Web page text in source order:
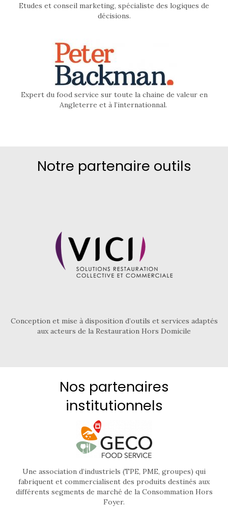
Etudes et conseil marketing, spécialiste des logiques de
décisions.
Expert du food service sur toute la chaine de valeur en
Angleterre et à l’internationnal.
Notre partenaire outils
Conception et mise à disposition d’outils et services adaptés
aux acteurs de la Restauration Hors Domicile
Nos partenaires
institutionnels
Une association d’industriels (TPE, PME, groupes) qui
fabriquent et commercialisent des produits destinés aux
différents segments de marché de la Consommation Hors
Foyer.